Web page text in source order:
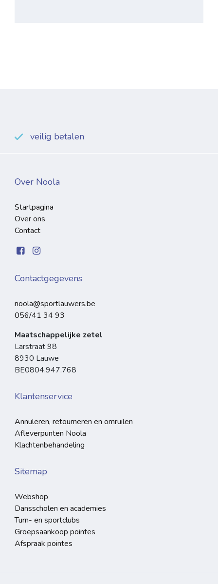
veilig betalen
Over Noola
Startpagina
Over ons
Contact
Contactgegevens
noola@sportlauwers.be
056/41 34 93
Maatschappelijke zetel
Larstraat 98
8930 Lauwe
BE0804.947.768
Klantenservice
Annuleren, retourneren en omruilen
Afleverpunten Noola
Klachtenbehandeling
Sitemap
Webshop
Dansscholen en academies
Turn- en sportclubs
Groepsaankoop pointes
Afspraak pointes